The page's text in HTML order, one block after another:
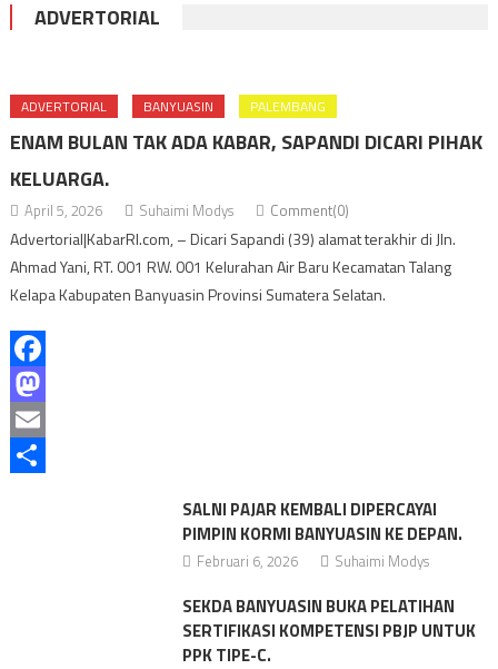
ADVERTORIAL
ADVERTORIAL BANYUASIN PALEMBANG
ENAM BULAN TAK ADA KABAR, SAPANDI DICARI PIHAK
KELUARGA.
April 5, 2026 Suhaimi Modys Comment(0)
Advertorial|KabarRI.com, – Dicari Sapandi (39) alamat terakhir di Jln.
Ahmad Yani, RT. 001 RW. 001 Kelurahan Air Baru Kecamatan Talang
Kelapa Kabupaten Banyuasin Provinsi Sumatera Selatan.
Facebook
Mastodon
Email
SALNI PAJAR KEMBALI DIPERCAYAI
PIMPIN KORMI BANYUASIN KE DEPAN.
Februari 6, 2026 Suhaimi Modys
SEKDA BANYUASIN BUKA PELATIHAN
SERTIFIKASI KOMPETENSI PBJP UNTUK
PPK TIPE-C.